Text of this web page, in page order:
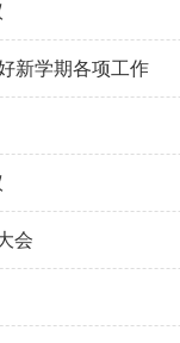
新学期各项工作
会